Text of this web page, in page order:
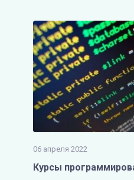
06 апреля 2022
Курсы